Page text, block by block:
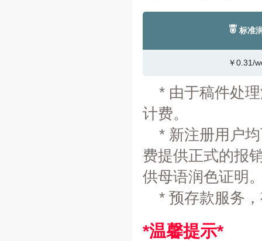
标准
￥0.31/
* 由于稿件处
计费。
* 新注册用户
费提供正式的报
供母语润色证明
* 预存款服务
*温馨提示*